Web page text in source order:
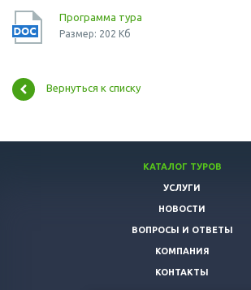
Программа тура
Размер: 202 Кб
Вернуться к списку
КАТАЛОГ ТУРОВ
УСЛУГИ
НОВОСТИ
ВОПРОСЫ И ОТВЕТЫ
КОМПАНИЯ
КОНТАКТЫ